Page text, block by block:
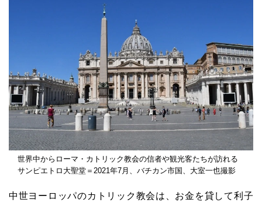
世界中からローマ・カトリック教会の信者や観光客たちが訪れる
サンピエトロ大聖堂＝2021年7月、バチカン市国、大室一也撮影
中世ヨーロッパのカトリック教会は、お金を貸して利子